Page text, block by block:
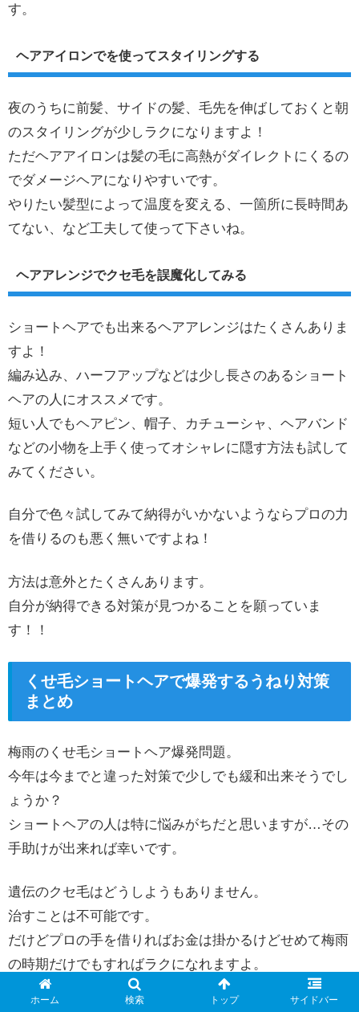
す。
ヘアアイロンでを使ってスタイリングする
夜のうちに前髪、サイドの髪、毛先を伸ばしておくと朝
のスタイリングが少しラクになりますよ！
ただヘアアイロンは髪の毛に高熱がダイレクトにくるの
でダメージヘアになりやすいです。
やりたい髪型によって温度を変える、一箇所に長時間あ
てない、など工夫して使って下さいね。
ヘアアレンジでクセ毛を誤魔化してみる
ショートヘアでも出来るヘアアレンジはたくさんありま
すよ！
編み込み、ハーフアップなどは少し長さのあるショート
ヘアの人にオススメです。
短い人でもヘアピン、帽子、カチューシャ、ヘアバンド
などの小物を上手く使ってオシャレに隠す方法も試して
みてください。
自分で色々試してみて納得がいかないようならプロの力
を借りるのも悪く無いですよね！
方法は意外とたくさんあります。
自分が納得できる対策が見つかることを願っていま
す！！
くせ毛ショートヘアで爆発するうねり対策
まとめ
梅雨のくせ毛ショートヘア爆発問題。
今年は今までと違った対策で少しでも緩和出来そうでし
ょうか？
ショートヘアの人は特に悩みがちだと思いますが…その
手助けが出来れば幸いです。
遺伝のクセ毛はどうしようもありません。
治すことは不可能です。
だけどプロの手を借りればお金は掛かるけどせめて梅雨
の時期だけでもすればラクになれますよ。
またダメージヘアによるクセ毛はしっかりしたヘアケア
ホーム 検索 トップ サイドバー